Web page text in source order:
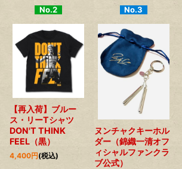
No.2
【再入荷】ブルー
ス・リーTシャツ
DON'T THINK
FEEL（黒）
4,400円(税込)
No.3
ヌンチャクキーホル
ダー（錦織一清オフ
ィシャルファンクラ
ブ公式）